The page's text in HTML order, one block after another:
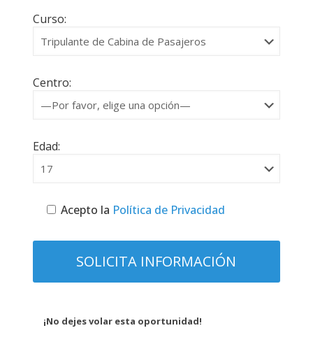
Curso:
Centro:
Edad:
Acepto la Política de Privacidad
¡No dejes volar esta oportunidad!